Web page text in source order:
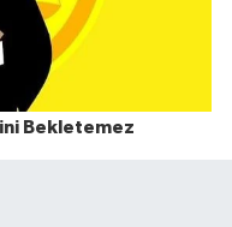
Bekletemez